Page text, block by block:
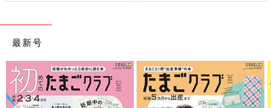
最新号